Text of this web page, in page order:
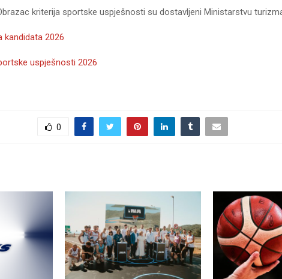
kriterija sportske uspješnosti su dostavljeni Ministarstvu
kandidata 2026
uspješnosti 2026
0